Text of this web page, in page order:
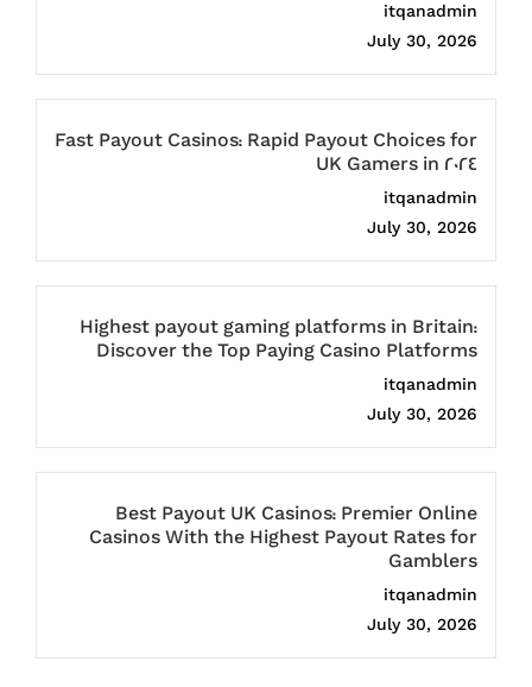
itqanadmin
July 30, 2026
Fast Payout Casinos: Rapid Payout Choices for
UK Gamers in 2024
itqanadmin
July 30, 2026
Highest payout gaming platforms in Britain:
Discover the Top Paying Casino Platforms
itqanadmin
July 30, 2026
Best Payout UK Casinos: Premier Online
Casinos With the Highest Payout Rates for
Gamblers
itqanadmin
July 30, 2026